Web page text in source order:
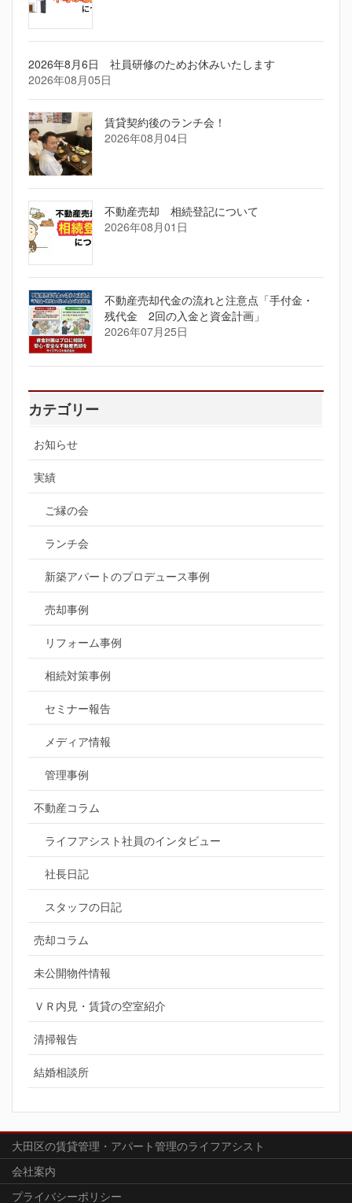
2026年8月6日 社員研修のためお休みいたします
2026年08月05日
賃貸契約後のランチ会！
2026年08月04日
不動産売却 相続登記について
2026年08月01日
不動産売却代金の流れと注意点「手付金・
残代金 2回の入金と資金計画」
2026年07月25日
カテゴリー
お知らせ
実績
ご縁の会
ランチ会
新築アパートのプロデュース事例
売却事例
リフォーム事例
相続対策事例
セミナー報告
メディア情報
管理事例
不動産コラム
ライフアシスト社員のインタビュー
社長日記
スタッフの日記
売却コラム
未公開物件情報
ＶＲ内見・賃貸の空室紹介
清掃報告
結婚相談所
大田区の賃貸管理・アパート管理のライフアシスト
会社案内
プライバシーポリシー